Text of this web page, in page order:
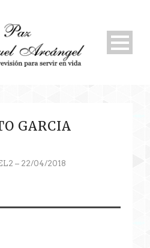
GARCIA
– 22/04/2018